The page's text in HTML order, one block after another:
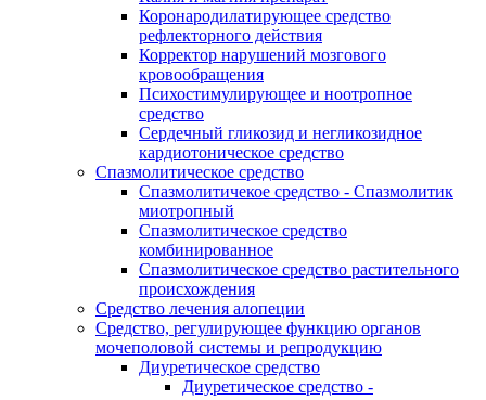
Коронародилатирующее средство
рефлекторного действия
Корректор нарушений мозгового
кровообращения
Психостимулирующее и ноотропное
средство
Сердечный гликозид и негликозидное
кардиотоническое средство
Спазмолитическое средство
Спазмолитичекое средство - Спазмолитик
миотропный
Спазмолитическое средство
комбинированное
Спазмолитическое средство растительного
происхождения
Средство лечения алопеции
Средство, регулирующее функцию органов
мочеполовой системы и репродукцию
Диуретическое средство
Диуретическое средство -